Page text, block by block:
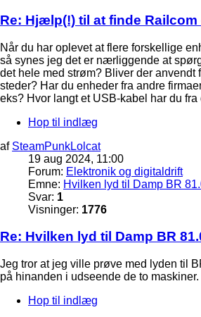
Re: Hjælp(!) til at finde Railcom
Når du har oplevet at flere forskellige
så synes jeg det er nærliggende at
det hele med strøm? Bliver der
steder? Har du enheder fra andre
eks? Hvor langt et USB-kabel har du fra
Hop til indlæg
af SteamPunkLolcat
19 aug 2024, 11:00
Forum: Elektronik og digitaldrift
Emne: Hvilken lyd til Damp BR
Svar: 1
Visninger: 1776
Re: Hvilken lyd til Damp BR
Jeg tror at jeg ville prøve med lyden til
på hinanden i udseende de to maskiner.
Hop til indlæg